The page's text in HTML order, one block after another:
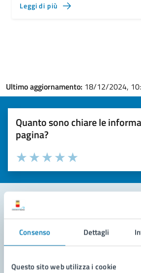
Consenso Dettagli
Questo sito web utilizza i cookie
Leggi di più
Ultimo aggiornamento: 18/12/2024,
Quanto sono chiare le
pagina?
Valuta la chiarezza delle informazioni (da 1 a
Seleziona il numero di stelle per
Valuta 5 stelle su 5
Valuta 4 stelle su 5
Valuta 3 stelle su 5
Valuta 2 stelle su 5
Valuta 1 stelle su 5
Leggi le domande frequenti
Richiedi assistenza